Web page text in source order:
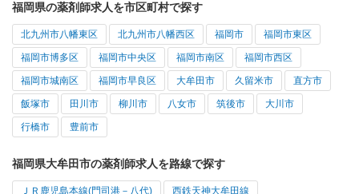
福岡県の薬剤師求人を市区町村で探す
北九州市八幡東区 北九州市八幡西区 福岡市 福岡市東区
福岡市博多区 福岡市中央区 福岡市南区 福岡市西区
福岡市城南区 福岡市早良区 大牟田市 久留米市 直方市
飯塚市 田川市 柳川市 八女市 筑後市 大川市
行橋市 豊前市
福岡県大牟田市の薬剤師求人を路線で探す
ＪＲ鹿児島本線(門司港－八代) 西鉄天神大牟田線